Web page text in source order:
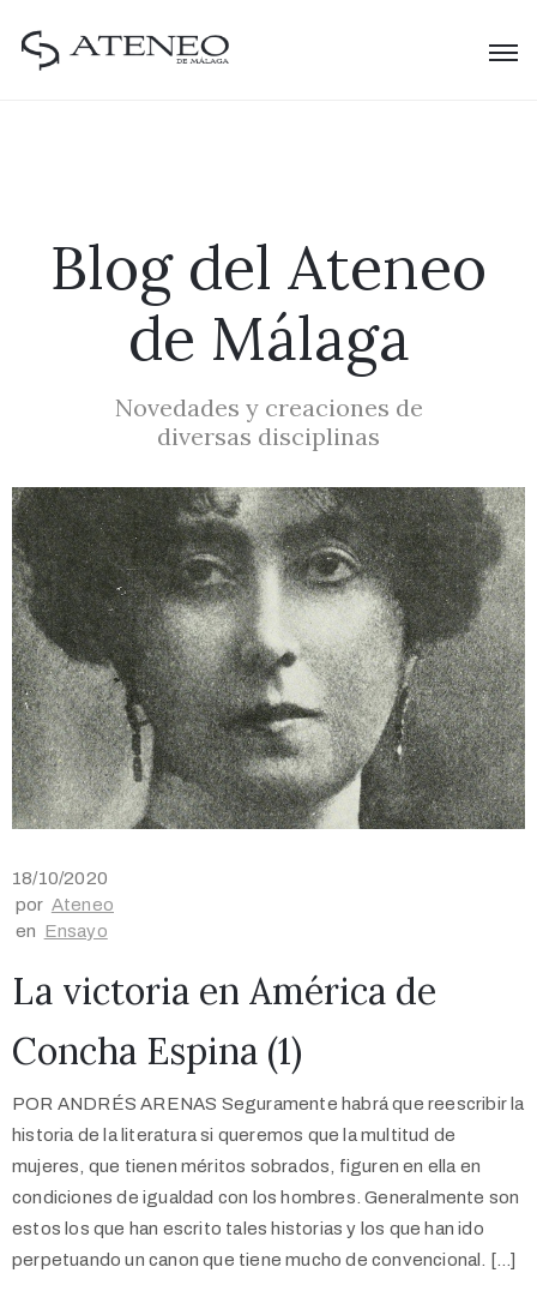
Blog del Ateneo
de Málaga
Novedades y creaciones de
diversas disciplinas
18/10/2020
por Ateneo
en Ensayo
La victoria en América de
Concha Espina (1)
POR ANDRÉS ARENAS Seguramente habrá que reescribir la
historia de la literatura si queremos que la multitud de
mujeres, que tienen méritos sobrados, figuren en ella en
condiciones de igualdad con los hombres. Generalmente son
estos los que han escrito tales historias y los que han ido
perpetuando un canon que tiene mucho de convencional. […]